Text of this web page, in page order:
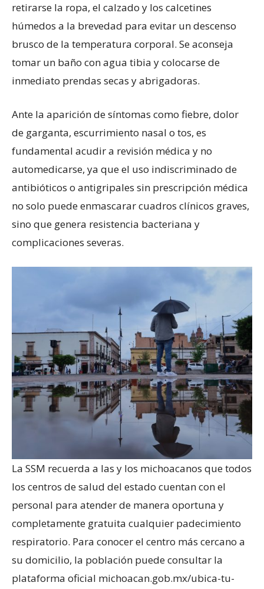
retirarse la ropa, el calzado y los calcetines
húmedos a la brevedad para evitar un descenso
brusco de la temperatura corporal. Se aconseja
tomar un baño con agua tibia y colocarse de
inmediato prendas secas y abrigadoras.
Ante la aparición de síntomas como fiebre, dolor
de garganta, escurrimiento nasal o tos, es
fundamental acudir a revisión médica y no
automedicarse, ya que el uso indiscriminado de
antibióticos o antigripales sin prescripción médica
no solo puede enmascarar cuadros clínicos graves,
sino que genera resistencia bacteriana y
complicaciones severas.
La SSM recuerda a las y los michoacanos que todos
los centros de salud del estado cuentan con el
personal para atender de manera oportuna y
completamente gratuita cualquier padecimiento
respiratorio. Para conocer el centro más cercano a
su domicilio, la población puede consultar la
plataforma oficial michoacan.gob.mx/ubica-tu-